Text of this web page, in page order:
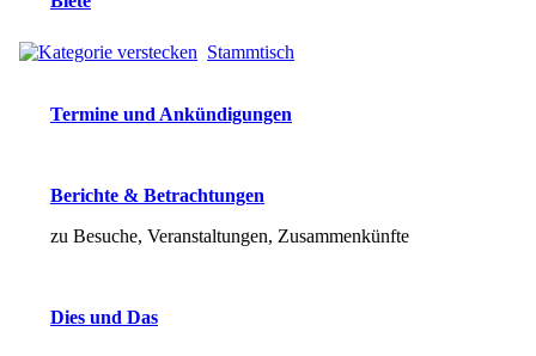
Stammtisch
Termine und Ankündigungen
Berichte & Betrachtungen
zu Besuche, Veranstaltungen, Zusammenkünfte
Dies und Das